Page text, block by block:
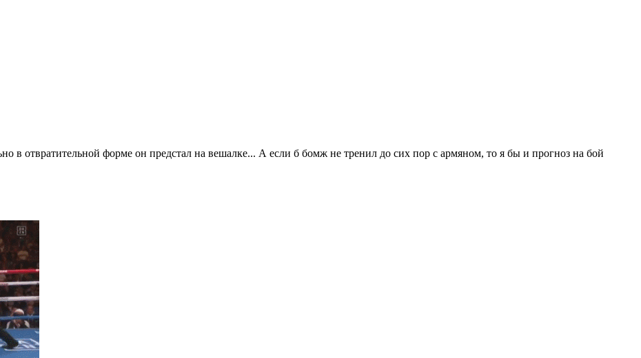
в отвратительной форме он предстал на вешалке... А если б бомж не тренил до сих пор с армяном, то я бы и прогноз на бой